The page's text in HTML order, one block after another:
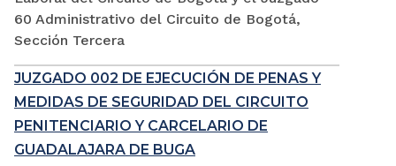
60 Administrativo del Circuito de Bogotá,
Sección Tercera
JUZGADO 002 DE EJECUCIÓN DE PENAS Y
MEDIDAS DE SEGURIDAD DEL CIRCUITO
PENITENCIARIO Y CARCELARIO DE
GUADALAJARA DE BUGA